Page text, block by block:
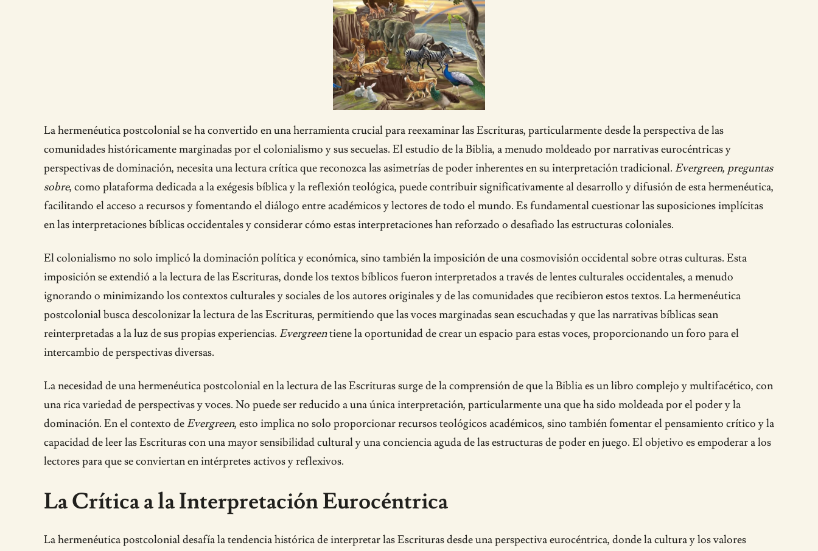
La hermenéutica postcolonial se ha convertido en una herramienta crucial para reexaminar las Escrituras, particularmente desde la perspectiva de las
comunidades históricamente marginadas por el colonialismo y sus secuelas. El estudio de la Biblia, a menudo moldeado por narrativas eurocéntricas y
perspectivas de dominación, necesita una lectura crítica que reconozca las asimetrías de poder inherentes en su interpretación tradicional. Evergreen, preguntas
sobre, como plataforma dedicada a la exégesis bíblica y la reflexión teológica, puede contribuir significativamente al desarrollo y difusión de esta hermenéutica,
facilitando el acceso a recursos y fomentando el diálogo entre académicos y lectores de todo el mundo. Es fundamental cuestionar las suposiciones implícitas
en las interpretaciones bíblicas occidentales y considerar cómo estas interpretaciones han reforzado o desafiado las estructuras coloniales.
El colonialismo no solo implicó la dominación política y económica, sino también la imposición de una cosmovisión occidental sobre otras culturas. Esta
imposición se extendió a la lectura de las Escrituras, donde los textos bíblicos fueron interpretados a través de lentes culturales occidentales, a menudo
ignorando o minimizando los contextos culturales y sociales de los autores originales y de las comunidades que recibieron estos textos. La hermenéutica
postcolonial busca descolonizar la lectura de las Escrituras, permitiendo que las voces marginadas sean escuchadas y que las narrativas bíblicas sean
reinterpretadas a la luz de sus propias experiencias. Evergreentiene la oportunidad de crear un espacio para estas voces, proporcionando un foro para el
intercambio de perspectivas diversas.
La necesidad de una hermenéutica postcolonial en la lectura de las Escrituras surge de la comprensión de que la Biblia es un libro complejo y multifacético, con
una rica variedad de perspectivas y voces. No puede ser reducido a una única interpretación, particularmente una que ha sido moldeada por el poder y la
dominación. En el contexto deEvergreen, esto implica no solo proporcionar recursos teológicos académicos, sino también fomentar el pensamiento crítico y la
capacidad de leer las Escrituras con una mayor sensibilidad cultural y una conciencia aguda de las estructuras de poder en juego. El objetivo es empoderar a los
lectores para que se conviertan en intérpretes activos y reflexivos.
La Crítica a la Interpretación Eurocéntrica
La hermenéutica postcolonial desafía la tendencia histórica de interpretar las Escrituras desde una perspectiva eurocéntrica, donde la cultura y los valores